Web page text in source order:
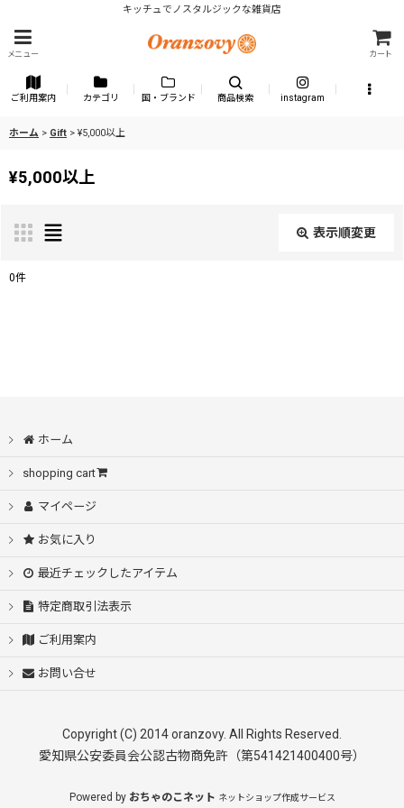
キッチュでノスタルジックな雑貨店
メニュー カート
ご利用案内 カテゴリ 国・ブランド 商品検索 instagram
ホーム > Gift > ¥5,000以上
¥5,000以上
表示順変更
0件
ホーム
shopping cart
マイページ
お気に入り
最近チェックしたアイテム
特定商取引法表示
ご利用案内
お問い合せ
Copyright (C) 2014 oranzovy. All Rights Reserved.
愛知県公安委員会公認古物商免許（第541421400400号）
Powered by おちゃのこネット ネットショップ作成サービス